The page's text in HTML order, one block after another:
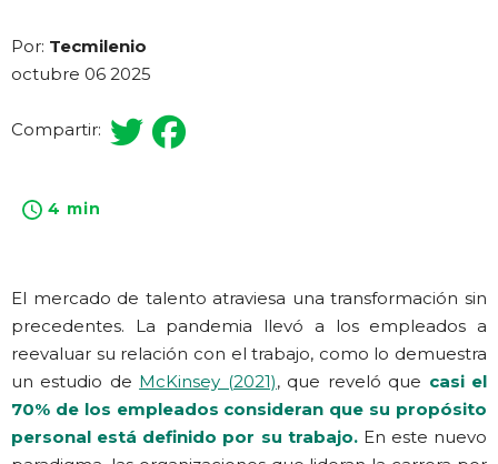
Por: Tecmilenio
octubre 06 2025
Compartir:
4 min
El mercado de talento atraviesa una transformación sin
precedentes. La pandemia llevó a los empleados a
reevaluar su relación con el trabajo, como lo demuestra
un estudio de McKinsey (2021), que reveló que casi el
70% de los empleados consideran que su propósito
personal está definido por su trabajo.En este nuevo